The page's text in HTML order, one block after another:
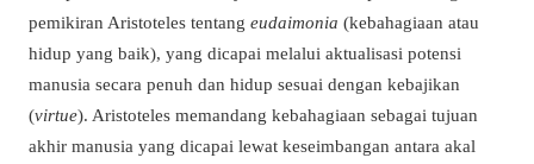
pemikiran Aristoteles tentang eudaimonia (kebahagiaan atau
hidup yang baik), yang dicapai melalui aktualisasi potensi
manusia secara penuh dan hidup sesuai dengan kebajikan
(virtue). Aristoteles memandang kebahagiaan sebagai tujuan
akhir manusia yang dicapai lewat keseimbangan antara akal